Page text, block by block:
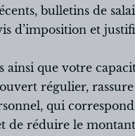
bulletins de
d’imposition et
ainsi que votre
régulier,
qui
de réduire le